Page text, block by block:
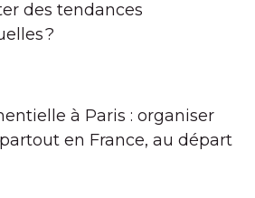
des tendances
?
à Paris : organiser
en France, au départ